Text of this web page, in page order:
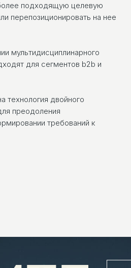
подходящую целевую
перепозиционировать на нее
мультидисциплинарного
для сегментов b2b и
технология двойного
преодоления
требований к